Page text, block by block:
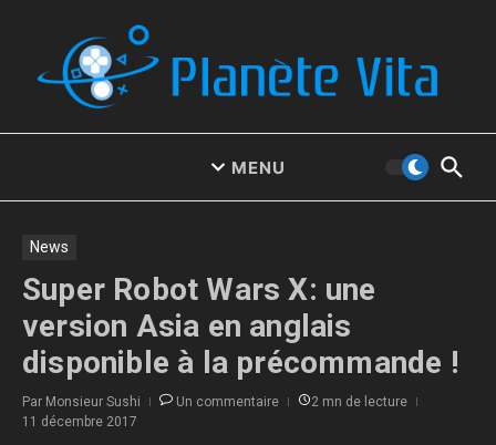
MENU
News
Super Robot Wars X: une
version Asia en anglais
disponible à la précommande !
Par Monsieur Sushi Un commentaire
2 mn de lecture
11 décembre 2017